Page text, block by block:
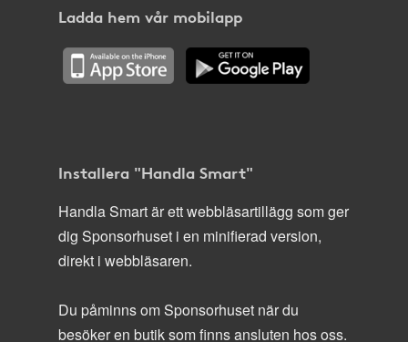
Ladda hem vår mobilapp
Installera "Handla Smart"
Handla Smart är ett webbläsartillägg som ger
dig Sponsorhuset i en minifierad version,
direkt i webbläsaren.
Du påminns om Sponsorhuset när du
besöker en butik som finns ansluten hos oss.